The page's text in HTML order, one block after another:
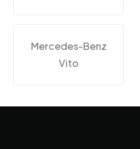
Mercedes-Benz
Vito